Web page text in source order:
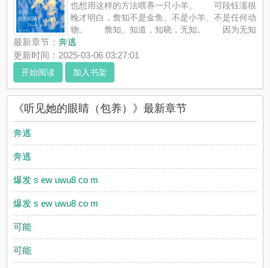
也想用这样的方法喂养一只小羊。 可段钰濡很
晚才明白，詹知不是金鱼、不是小羊、不是任何动
物。 詹知。知道，知晓，无知。 因为无知
所以莽撞。 因为无知所以无畏。 ————＊1v1，sc，学
生妹×美人金主，年龄差12岁，开篇女16男28?请自行避雷，拒绝
代入现实...
《听见她的眼睛（包养）》是却山金精心创作的高辣小说， 耽美
小说实时更新听见她的眼睛（包养）最新章节并且提供无弹窗阅
读，书友所发表的听见她的眼睛（包养）评论，并不代表 耽美小
说赞同或者支持听见她的眼睛（包养）读者的观点。
最新章节：奔逃
更新时间：2025-03-06 03:27:01
开始阅读 加入书架
《听见她的眼睛（包养）》最新章节
奔逃
奔逃
爆发 s ew uwu8 co m
爆发 s ew uwu8 co m
可能
可能